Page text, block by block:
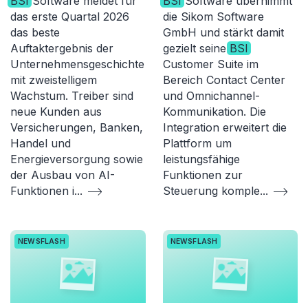
das erste Quartal 2026
das beste
Auftaktergebnis der
Unternehmensgeschichte
mit zweistelligem
Wachstum. Treiber sind
neue Kunden aus
Versicherungen, Banken,
Handel und
Energieversorgung sowie
der Ausbau von AI-
Funktionen i...
die Sikom Software
GmbH und stärkt damit
gezielt seine BSI
Customer Suite im
Bereich Contact Center
und Omnichannel-
Kommunikation. Die
Integration erweitert die
Plattform um
leistungsfähige
Funktionen zur
Steuerung komple...
NEWSFLASH NEWSFLASH